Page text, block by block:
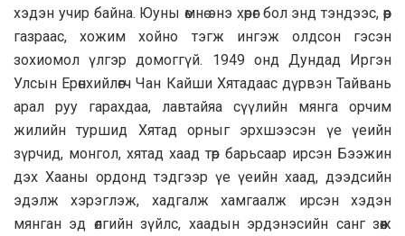
хэдэн учир байна. Юуны өмнө энэ хөрөг бол энд тэндээс, өөр
газраас, хожим хойно тэгж ингэж олдсон гэсэн
зохиомол үлгэр домоггүй. 1949 онд Дундад Иргэн
Улсын Ерөнхийлөгч Чан Кайши Хятадаас дүрвэн Тайвань
арал руу гарахдаа, лавтайяа сүүлийн мянга орчим
жилийн туршид Хятад орныг эрхшээсэн үе үеийн
зүрчид, монгол, хятад хаад төр барьсаар ирсэн Бээжин
дэх Хааны ордонд тэдгээр үе үеийн хаад, дээдсийн
эдэлж хэрэглэж, хадгалж хамгаалж ирсэн хэдэн
мянган эд өлгийн зүйлс, хаадын эрдэнэсийн санг зөөж